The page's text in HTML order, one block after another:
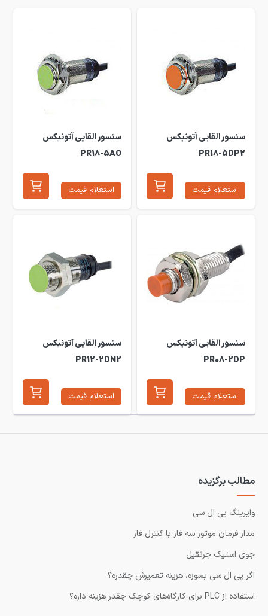
سنسور القایی آتونیکس
PR18-5DP2
استعلام قیمت
سنسور القایی آتونیکس
PR18-5AO
استعلام قیمت
سنسور القایی آتونیکس
PR08-2DP
استعلام قیمت
سنسور القایی آتونیکس
PR12-2DN2
استعلام قیمت
مطالب برگزیده
وایرینگ پی ال سی
مدار فرمان موتور سه فاز با کنترل فاز
جوی استیک جرثقیل
اگر پی ال سی بسوزه، هزینه تعمیرش چقدره؟
استفاده از PLC برای کارگاه‌های کوچک چقدر هزینه داره؟